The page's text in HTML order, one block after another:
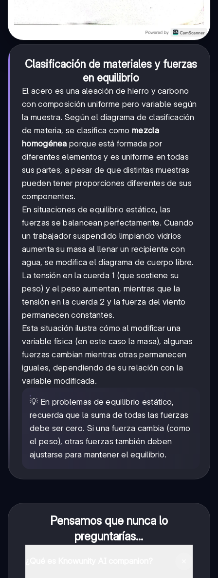
Clasificación de materiales y fuerzas
en equilibrio
El acero es una aleación de hierro y carbono
con composición uniforme pero variable según
la muestra. Según el diagrama de clasificación
de materia, se clasifica comomezcla
homogénea porque está formada por
diferentes elementos y es uniforme en todas
sus partes, a pesar de que distintas muestras
pueden tener proporciones diferentes de sus
componentes.
En situaciones de equilibrio estático, las
fuerzas se balancean perfectamente. Cuando
un trabajador suspendido limpiando vidrios
aumenta su masa al llenar un recipiente con
agua, se modifica el diagrama de cuerpo libre.
La tensión en la cuerda 1 (que sostiene su
peso) y el peso aumentan, mientras que la
tensión en la cuerda 2 y la fuerza del viento
permanecen constantes.
Esta situación ilustra cómo al modificar una
variable física (en este caso la masa), algunas
fuerzas cambian mientras otras permanecen
iguales, dependiendo de su relación con la
variable modificada.
💡 En problemas de equilibrio estático,
recuerda que la suma de todas las fuerzas
debe ser cero. Si una fuerza cambia (como
el peso), otras fuerzas también deben
ajustarse para mantener el equilibrio.
Pensamos que nunca lo
preguntarías...